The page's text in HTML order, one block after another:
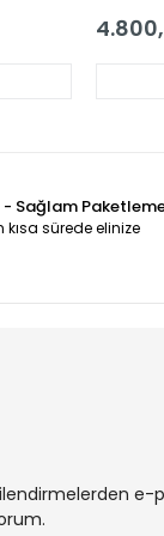
- Sağlam
kısa sürede elinize
e-